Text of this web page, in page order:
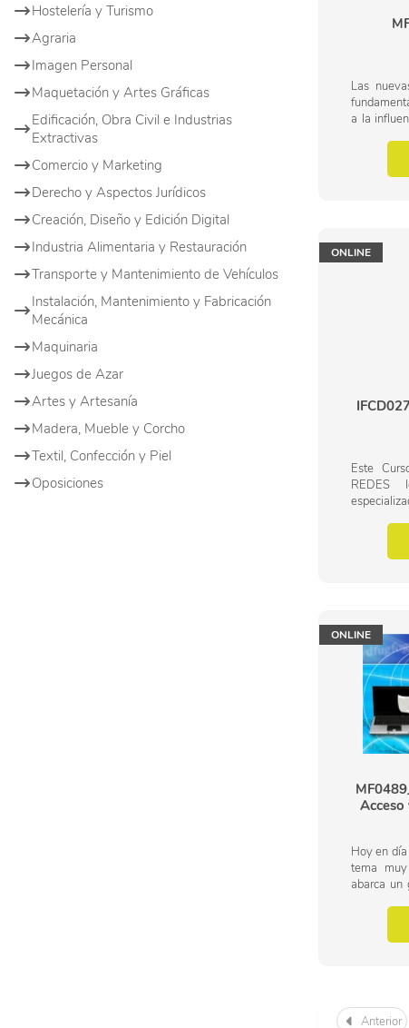
Hostelería y Turismo
Agraria
Imagen Personal
Maquetación y Artes Gráficas
Edificación, Obra Civil e Industrias
Extractivas
Comercio y Marketing
Derecho y Aspectos Jurídicos
Creación, Diseño y Edición Digital
Industria Alimentaria y Restauración
Transporte y Mantenimiento de Vehículos
Instalación, Mantenimiento y Fabricación
Mecánica
Maquinaria
Juegos de Azar
Artes y Artesanía
Madera, Mueble y Corcho
Textil, Confección y Piel
Oposiciones
Las
a la
de los
ONLINE
Este
REDES
turismo.
GESTOR
ONLINE
Hoy en
tema
abarca un
que exige
Anterior